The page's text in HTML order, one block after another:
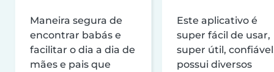
Maneira segura de
encontrar babás e
facilitar o dia a dia de
mães e pais que
Este aplicativo é
super fácil de usar,
super útil,
possui diversos